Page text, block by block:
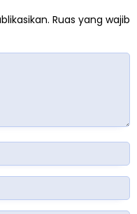
Ruas yang wajib